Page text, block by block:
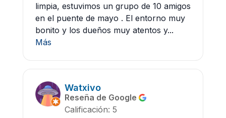
limpia, estuvimos un grupo de 10 amigos
en el puente de mayo . El entorno muy
bonito y los dueños muy atentos y...
Más
Watxivo
Reseña de Google
Calificación: 5